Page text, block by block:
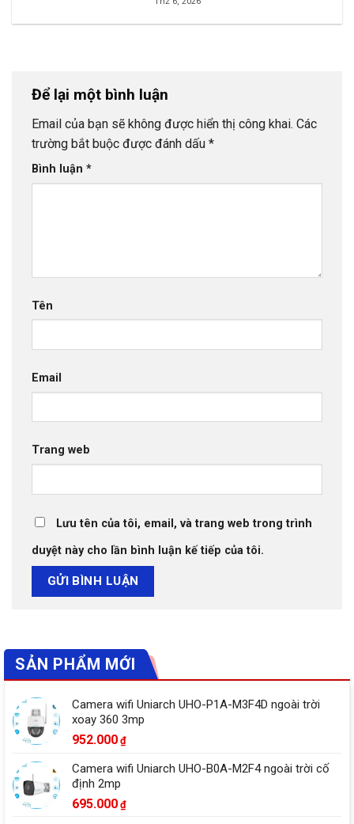
Để lại một bình luận
Email của bạn sẽ không được hiển thị công khai. Các
trường bắt buộc được đánh dấu *
Bình luận *
Tên
Email
Trang web
Lưu tên của tôi, email, và trang web trong trình
duyệt này cho lần bình luận kế tiếp của tôi.
SẢN PHẨM MỚI
Camera wifi Uniarch UHO-P1A-M3F4D ngoài trời
xoay 360 3mp
952.000 ₫
Camera wifi Uniarch UHO-B0A-M2F4 ngoài trời cố
định 2mp
695.000 ₫